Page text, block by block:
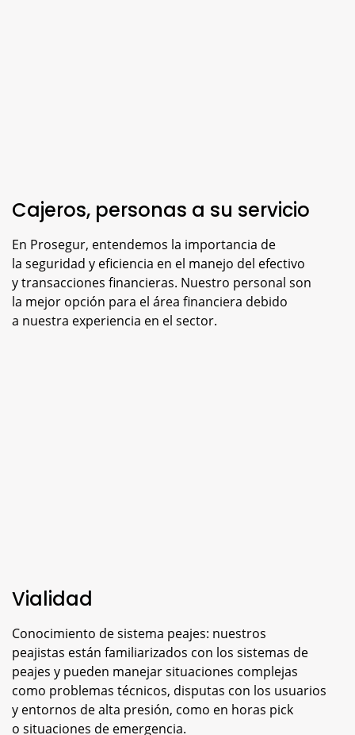
Cajeros, personas a su servicio
En Prosegur, entendemos la importancia de
la seguridad y eficiencia en el manejo del efectivo
y transacciones financieras. Nuestro personal son
la mejor opción para el área financiera debido
a nuestra experiencia en el sector.
Vialidad
Conocimiento de sistema peajes: nuestros
peajistas están familiarizados con los sistemas de
peajes y pueden manejar situaciones complejas
como problemas técnicos, disputas con los usuarios
y entornos de alta presión, como en horas pick
o situaciones de emergencia.